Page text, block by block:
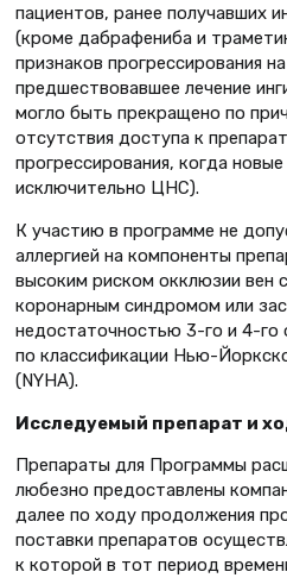
пациентов, ранее получавших
(кроме дабрафениба и
признаков прогрессирования
предшествовавшее лечение
могло быть прекращено по
отсутствия доступа к
прогрессирования, когда
исключительно ЦНС).
К участию в программе не
аллергией на компоненты
высоким риском окклюзии вен
коронарным синдромом или
недостаточностью 3-го и 4-го
по классификации Нью-
(NYHA).
Исследуемый препарат и
Препараты для Программы
любезно предоставлены
далее по ходу продолжения
поставки препаратов
к которой в тот период